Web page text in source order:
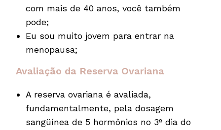
com mais de 40 anos, você também
pode;
Eu sou muito jovem para entrar na
menopausa;
Avaliação da Reserva Ovariana
A reserva ovariana é avaliada,
fundamentalmente, pela dosagem
sangüínea de 5 hormônios no 3º dia do